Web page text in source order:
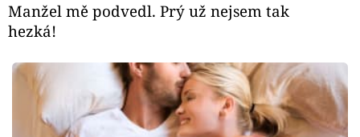
Manžel mě podvedl. Prý už nejsem tak
hezká!